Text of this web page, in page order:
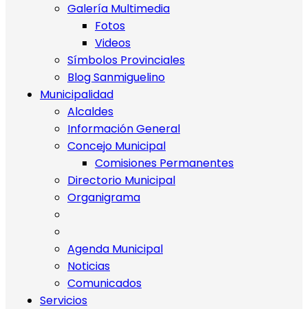
Galería Multimedia
Fotos
Videos
Símbolos Provinciales
Blog Sanmiguelino
Municipalidad
Alcaldes
Información General
Concejo Municipal
Comisiones Permanentes
Directorio Municipal
Organigrama
Agenda Municipal
Noticias
Comunicados
Servicios